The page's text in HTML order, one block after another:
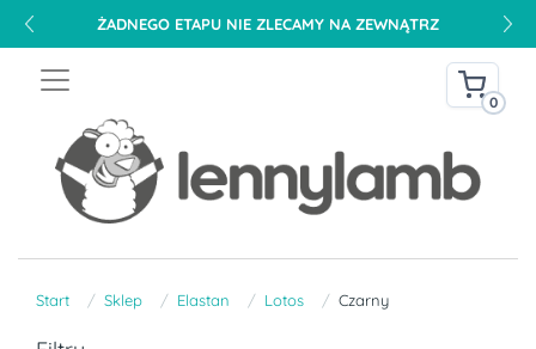
ŻADNEGO ETAPU NIE ZLECAMY NA ZEWNĄTRZ
0
Start Sklep Elastan Lotos Czarny